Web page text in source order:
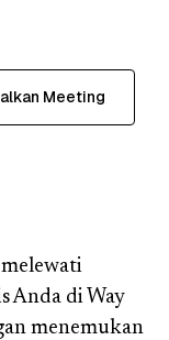
Meeting
Anda di Way
menemukan